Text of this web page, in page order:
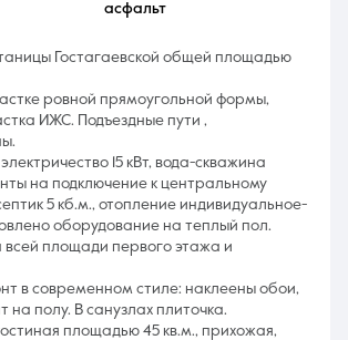
асфальт
Гостагаевской общей площадью
ровной прямоугольной формы,
ИЖС. Подъездные пути ,
15 кВт, вода-скважина
на подключение к центральному
5 кб.м., отопление индивидуальное-
оборудование на теплый пол.
всей площади первого этажа и
в современном стиле: наклеены обои,
на полу. В санузлах плиточка.
площадью 45 кв.м., прихoжaя,